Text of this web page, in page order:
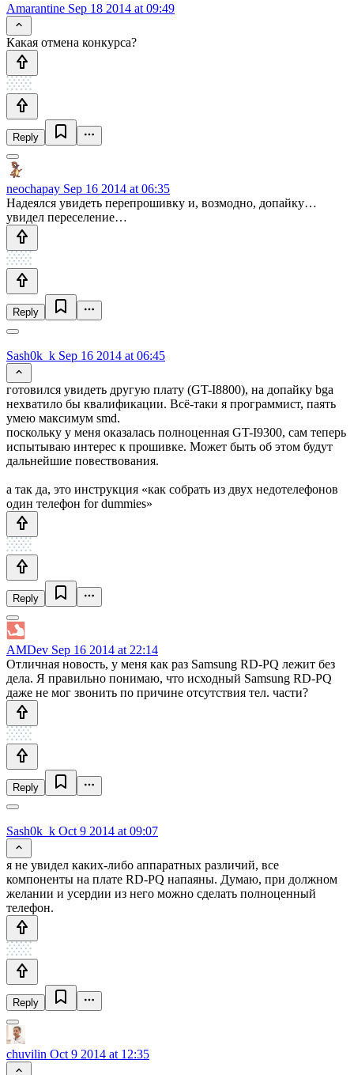
Amarantine Sep 18 2014 at 09:49
Какая отмена конкурса?
Reply
neochapay Sep 16 2014 at 06:35
Надеялся увидеть перепрошивку и, возмодно, допайку…
увидел переселение…
Reply
Sash0k_k Sep 16 2014 at 06:45
готовился увидеть другую плату (GT-I8800), на допайку bga
нехватило бы квалификации. Всё-таки я программист, паять
умею максимум smd.
поскольку у меня оказалась полноценная GT-I9300, сам теперь
испытываю интерес к прошивке. Может быть об этом будут
дальнейшие повествования.
а так да, это инструкция «как собрать из двух недотелефонов
один телефон for dummies»
Reply
AMDev Sep 16 2014 at 22:14
Отличная новость, у меня как раз Samsung RD-PQ лежит без
дела. Я правильно понимаю, что исходный Samsung RD-PQ
даже не мог звонить по причине отсутствия тел. части?
Reply
Sash0k_k Oct 9 2014 at 09:07
я не увидел каких-либо аппаратных различий, все
компоненты на плате RD-PQ напаяны. Думаю, при должном
желании и усердии из него можно сделать полноценный
телефон.
Reply
chuvilin Oct 9 2014 at 12:35